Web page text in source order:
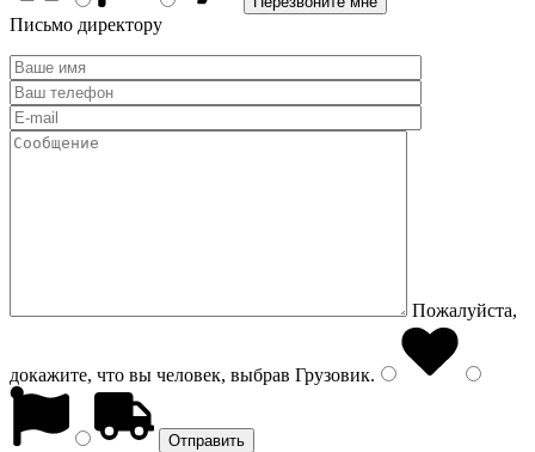
Письмо директору
Пожалуйста,
докажите, что вы человек, выбрав Грузовик.